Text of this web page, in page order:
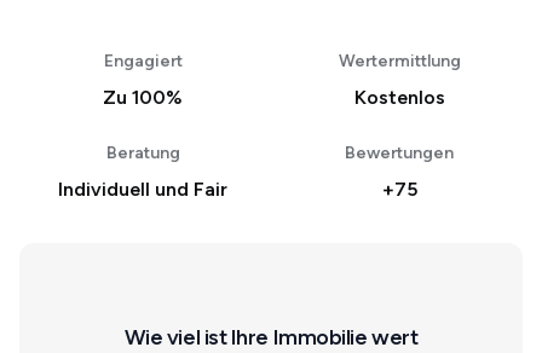
Engagiert
Zu 100%
Wertermittlung
Kostenlos
Beratung
Individuell und Fair
Bewertungen
+75
Wie viel ist Ihre Immobilie wert